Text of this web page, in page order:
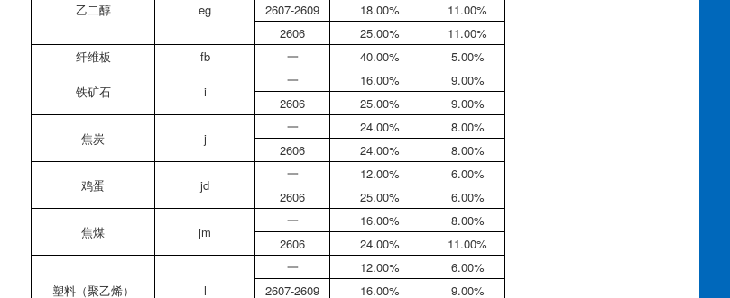
乙二醇 eg
2607-2609
18.00%
11.00%
2606
25.00%
11.00%
纤维板
fb 一 40.00% 5.00%
铁矿石 i
一 16.00%
9.00%
2606
25.00% 9.00%
焦炭 j
一 24.00%
8.00%
2606
24.00% 8.00%
鸡蛋 jd
一 12.00%
6.00%
2606
25.00% 6.00%
焦煤 jm
一 16.00%
8.00%
2606
24.00% 11.00%
塑料（聚乙烯） l
一 12.00%
6.00%
2607-2609
16.00% 9.00%